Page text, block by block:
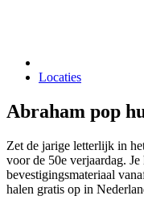
Locaties
Abraham pop
Zet de jarige letterlijk in
voor de 50e verjaardag.
bevestigingsmateriaal
halen gratis op in